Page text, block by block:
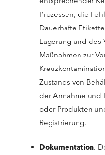
Prozessen, die
Dauerhafte
Lagerung und des
Maßnahmen zur
Zustands von
der Annahme und
oder Produkten
Registrierung.
Dokumentation.